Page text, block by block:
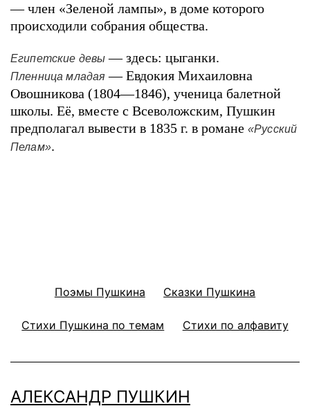
— член «Зеленой лампы», в доме которого
происходили собрания общества.
Египетские девы — здесь: цыганки.
Пленница младая — Евдокия Михаиловна
Овошникова (1804—1846), ученица балетной
школы. Её, вместе с Всеволожским, Пушкин
предполагал вывести в 1835 г. в романе «Русский
Пелам».
Поэмы Пушкина Сказки Пушкина
Стихи Пушкина по темам Стихи по алфавиту
АЛЕКСАНДР ПУШКИН